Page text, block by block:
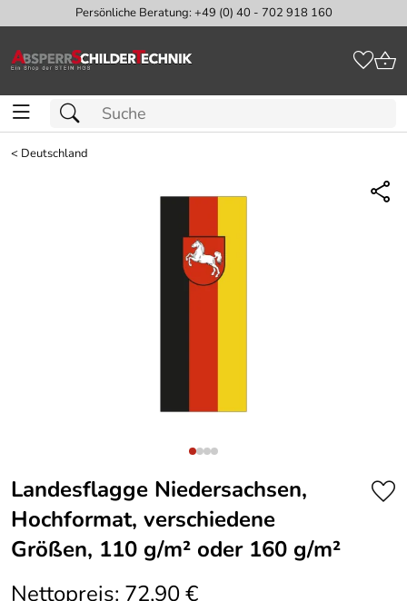
Persönliche Beratung: +49 (0) 40 - 702 918 160
< Deutschland
Landesflagge Niedersachsen,
Hochformat, verschiedene
Größen, 110 g/m² oder 160 g/m²
Nettopreis: 72,90 €